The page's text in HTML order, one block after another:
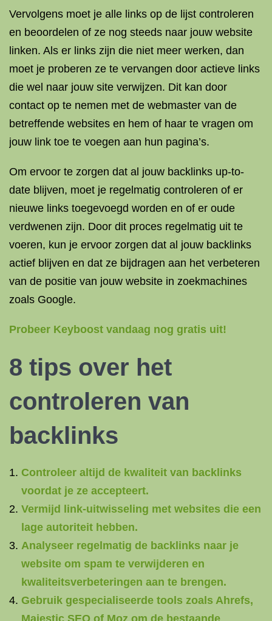
Vervolgens moet je alle links op de lijst controleren
en beoordelen of ze nog steeds naar jouw website
linken. Als er links zijn die niet meer werken, dan
moet je proberen ze te vervangen door actieve links
die wel naar jouw site verwijzen. Dit kan door
contact op te nemen met de webmaster van de
betreffende websites en hem of haar te vragen om
jouw link toe te voegen aan hun pagina’s.
Om ervoor te zorgen dat al jouw backlinks up-to-
date blijven, moet je regelmatig controleren of er
nieuwe links toegevoegd worden en of er oude
verdwenen zijn. Door dit proces regelmatig uit te
voeren, kun je ervoor zorgen dat al jouw backlinks
actief blijven en dat ze bijdragen aan het verbeteren
van de positie van jouw website in zoekmachines
zoals Google.
Probeer Keyboost vandaag nog gratis uit!
8 tips over het
controleren van
backlinks
Controleer altijd de kwaliteit van backlinks
voordat je ze accepteert.
Vermijd link-uitwisseling met websites die een
lage autoriteit hebben.
Analyseer regelmatig de backlinks naar je
website om spam te verwijderen en
kwaliteitsverbeteringen aan te brengen.
Gebruik gespecialiseerde tools zoals Ahrefs,
Majestic SEO of Moz om de bestaande